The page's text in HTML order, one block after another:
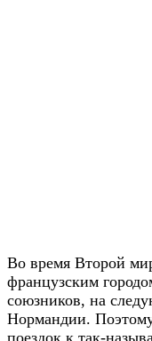
Во время Второй
французским
союзников, на
Нормандии.